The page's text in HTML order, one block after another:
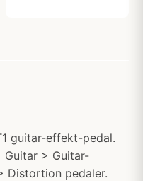
guitar-effekt-pedal.
Guitar > Guitar-
Distortion pedaler.